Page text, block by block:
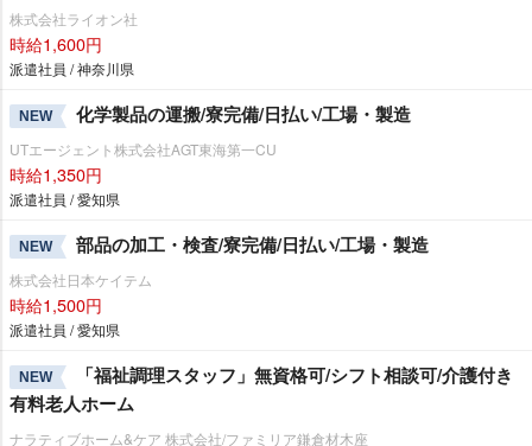
株式会社ライオン社
時給1,600円
派遣社員 / 神奈川県
NEW 化学製品の運搬/寮完備/日払い/工場・製造
UTエージェント株式会社AGT東海第一CU
時給1,350円
派遣社員 / 愛知県
NEW 部品の加工・検査/寮完備/日払い/工場・製造
株式会社日本ケイテム
時給1,500円
派遣社員 / 愛知県
NEW
「福祉調理スタッフ」無資格可/シフト相談可/介護付き
有料老人ホーム
ナラティブホーム&ケア 株式会社/ファミリア鎌倉材木座